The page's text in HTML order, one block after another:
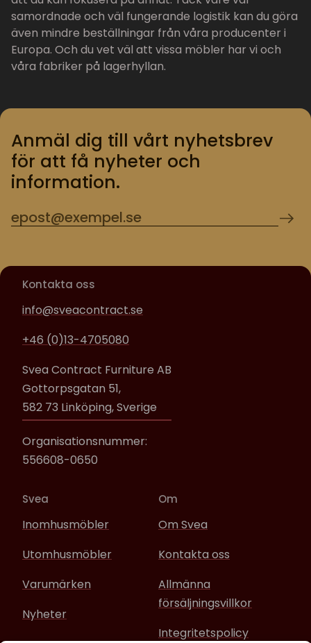
samordnade och väl fungerande logistik kan du göra
även mindre beställningar från våra producenter i
Europa. Och du vet väl att vissa möbler har vi och
våra fabriker på lagerhyllan.
Anmäl dig till vårt nyhetsbrev
för att få nyheter och
information.
Kontakta oss
info@sveacontract.se
+46 (0)13-4705080
Svea Contract Furniture AB
Gottorpsgatan 51,
582 73 Linköping, Sverige
Organisationsnummer:
556608-0650
Svea
Inomhusmöbler
Utomhusmöbler
Varumärken
Nyheter
Om
Om Svea
Kontakta oss
Allmänna
försäljningsvillkor
Integritetspolicy